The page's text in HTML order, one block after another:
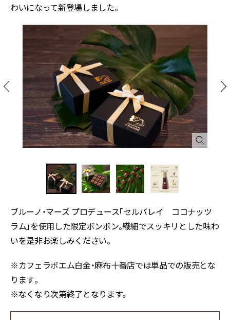
わいになって新登場しました。
ブルーノ・マーズ プロデュース「セルバレイ ココナッツ
ラム」を使用した限定ボンボン。繊細でスッキリとした味わ
いを是非お楽しみください。
※カフェラボエム白金・麻布十番店では単品での販売とな
ります⁠。
※なくなり次第終了となります。